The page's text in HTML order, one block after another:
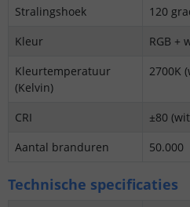
Stralingshoek
120
Kleur
RGB +
Kleurtemperatuur
(Kelvin)
2700K
CRI
±80
Aantal branduren
50.000
Technische specificaties